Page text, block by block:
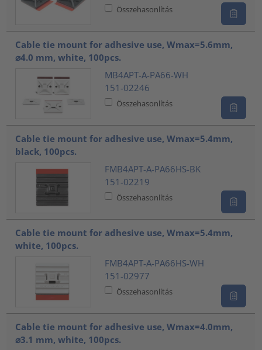
Összehasonlítás
Cable tie mount for adhesive use, Wmax=5.6mm,
⌀4.0 mm, white, 100pcs.
MB4APT-A-PA66-WH
151-02246
Összehasonlítás
Cable tie mount for adhesive use, Wmax=5.4mm,
black, 100pcs.
FMB4APT-A-PA66HS-BK
151-02219
Összehasonlítás
Cable tie mount for adhesive use, Wmax=5.4mm,
white, 100pcs.
FMB4APT-A-PA66HS-WH
151-02977
Összehasonlítás
Cable tie mount for adhesive use, Wmax=4.0mm,
⌀3.1 mm, white, 100pcs.